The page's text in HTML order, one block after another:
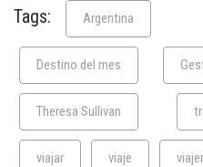
Tags: Argentina
Destino del mes
Theresa Sullivan
viajar viaje